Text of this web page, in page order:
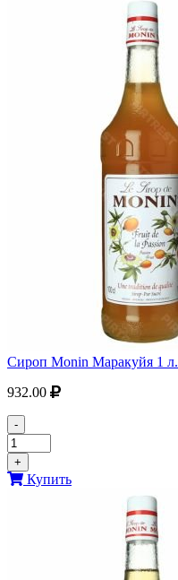
Сироп Monin Маракуйя 1 л.
932.00
-
+
Купить